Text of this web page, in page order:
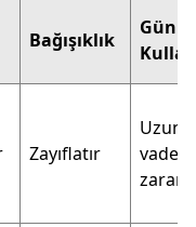
Bağışıklık
Zayıflatır
Uzun
zararlı